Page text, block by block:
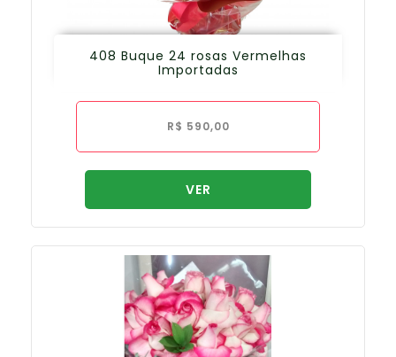
408 Buque 24 rosas Vermelhas
Importadas
R$ 590,00
VER